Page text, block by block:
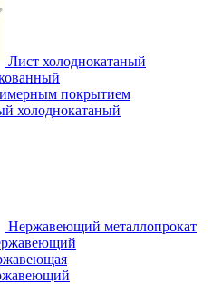
Лист холоднокатаный
покрытием
холоднокатаный
Нержавеющий металлопрокат